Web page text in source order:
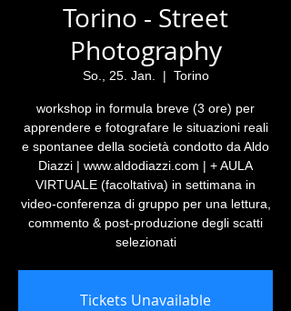
Torino - Street
Photography
So., 25. Jan.
  |
Torino
workshop in formula breve (3 ore) per
apprendere e fotografare le situazioni reali
e spontanee della società condotto da Aldo
Diazzi | www.aldodiazzi.com | + AULA
VIRTUALE (facoltativa) in settimana in
video-conferenza di gruppo per una lettura,
commento & post-produzione degli scatti
selezionati
Tickets Unavailable